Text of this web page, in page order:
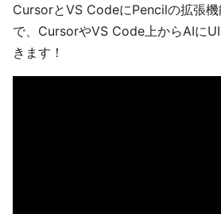
CursorとVS CodeにPencilの拡張機
で、CursorやVS Code上からAIに
きます！